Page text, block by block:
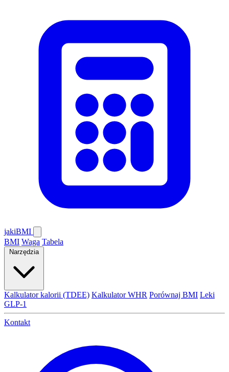
jakiBMI
BMI Waga Tabela
Narzędzia
Kalkulator kalorii (TDEE) Kalkulator WHR Porównaj BMI Leki
GLP-1
Kontakt